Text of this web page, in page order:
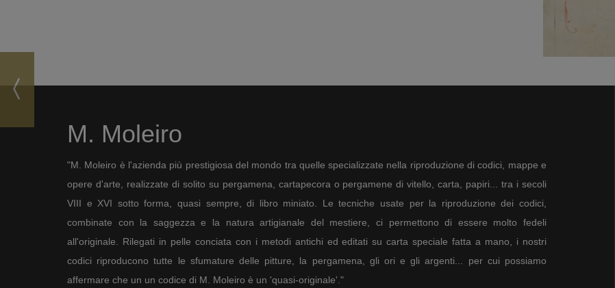
M. Moleiro
"M. Moleiro è l'azienda più prestigiosa del mondo tra quelle specializzate nella riproduzione di codici, mappe e
opere d'arte, realizzate di solito su pergamena, cartapecora o pergamene di vitello, carta, papiri... tra i secoli
VIII e XVI sotto forma, quasi sempre, di libro miniato. Le tecniche usate per la riproduzione dei codici,
combinate con la saggezza e la natura artigianale del mestiere, ci permettono di essere molto fedeli
all'originale. Rilegati in pelle conciata con i metodi antichi ed editati su carta speciale fatta a mano, i nostri
codici riproducono tutte le sfumature delle pitture, la pergamena, gli ori e gli argenti... per cui possiamo
affermare che un un codice di M. Moleiro è un 'quasi-originale'."